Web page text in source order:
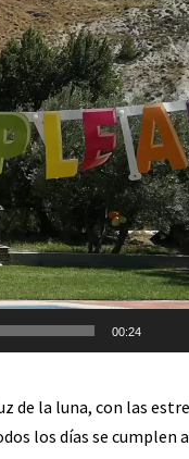
00:24
de la luna, con las
los días se cumplen